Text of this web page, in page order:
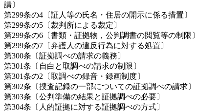
請〕
第299条の4〔証人等の氏名・住居の開示に係る措置〕
第299条の5〔裁判所による裁定〕
第299条の6〔書類・証拠物，公判調書の閲覧等の制限〕
第299条の7〔弁護人の違反行為に対する処置〕
第300条〔証拠調べの請求の義務〕
第301条〔自白と取調べの請求の制限〕
第301条の2〔取調べの録音・録画制度〕
第302条〔捜査記録の一部についての証拠調べの請求〕
第303条〔公判準備の結果と証拠調べの必要〕
第304条〔人的証拠に対する証拠調べの方式〕